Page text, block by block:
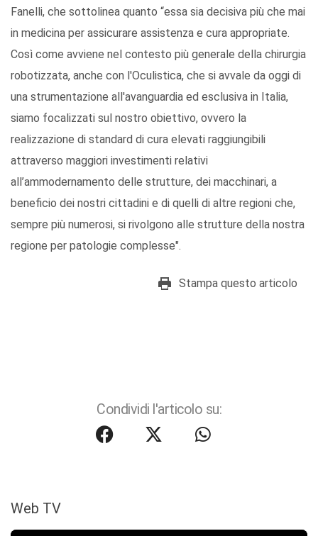
Fanelli, che sottolinea quanto “essa sia decisiva più che mai
in medicina per assicurare assistenza e cura appropriate.
Così come avviene nel contesto più generale della chirurgia
robotizzata, anche con l'Oculistica, che si avvale da oggi di
una strumentazione all'avanguardia ed esclusiva in Italia,
siamo focalizzati sul nostro obiettivo, ovvero la
realizzazione di standard di cura elevati raggiungibili
attraverso maggiori investimenti relativi
all’ammodernamento delle strutture, dei macchinari, a
beneficio dei nostri cittadini e di quelli di altre regioni che,
sempre più numerosi, si rivolgono alle strutture della nostra
regione per patologie complesse".
Stampa questo articolo
Condividi l'articolo su:
Web TV